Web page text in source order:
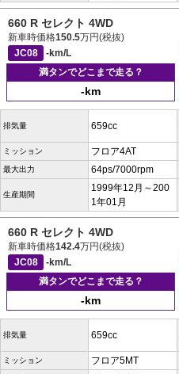
660 R セレクト 4WD
新車時価格150.5万円(税抜)
JC08
-km/L
満タンでどこまで走る？
-km
排気量 659cc
ミッション フロア4AT
最大出力 64ps/7000rpm
生産期間
1999年12月～200
1年01月
660 R セレクト 4WD
新車時価格142.4万円(税抜)
JC08
-km/L
満タンでどこまで走る？
-km
排気量 659cc
ミッション フロア5MT